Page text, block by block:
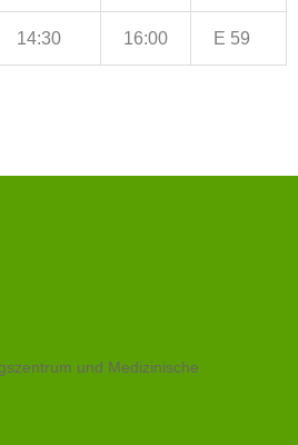
14:30 16:00 E 59
und Medizinische